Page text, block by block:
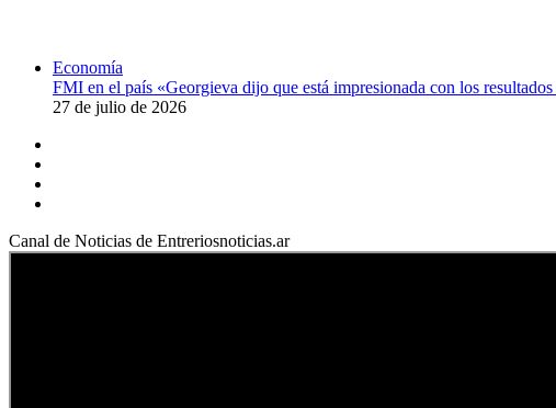
Economía
FMI en el país «Georgieva dijo que está impresionada con los
27 de julio de 2026
Canal de Noticias de Entreriosnoticias.ar